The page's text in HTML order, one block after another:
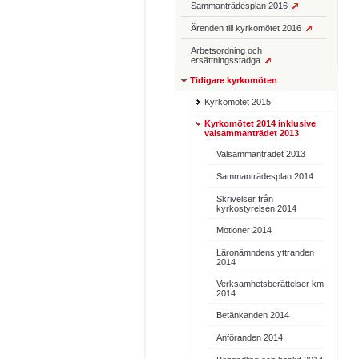
Sammanträdesplan 2016
Ärenden till kyrkomötet 2016
Arbetsordning och
ersättningsstadga
Tidigare kyrkomöten
Kyrkomötet 2015
Kyrkomötet 2014 inklusive
valsammanträdet 2013
Valsammanträdet 2013
Sammanträdesplan 2014
Skrivelser från
kyrkostyrelsen 2014
Motioner 2014
Läronämndens yttranden
2014
Verksamhetsberättelser km
2014
Betänkanden 2014
Anföranden 2014